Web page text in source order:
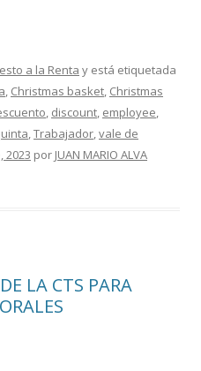
a la Renta y está etiquetada
, Christmas basket, Christmas
, discount, employee,
,Trabajador,vale de
2023 por JUAN MARIO ALVA
LA CTS PARA